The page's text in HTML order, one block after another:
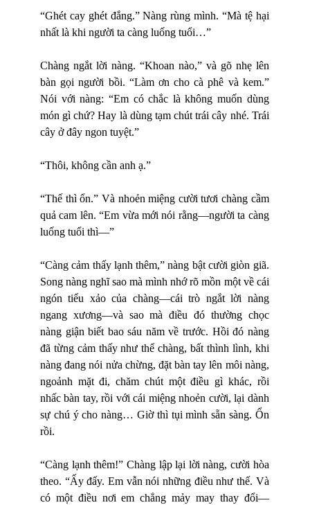
“Ghét cay ghét đắng.” Nàng rùng mình. “Mà tệ hại
nhất là khi người ta càng luống tuổi…”
Chàng ngắt lời nàng. “Khoan nào,” và gõ nhẹ lên
bàn gọi người bồi. “Làm ơn cho cà phê và kem.”
Nói với nàng: “Em có chắc là không muốn dùng
món gì chứ? Hay là dùng tạm chút trái cây nhé. Trái
cây ở đây ngon tuyệt.”
“Thôi, không cần anh ạ.”
“Thế thì ổn.” Và nhoẻn miệng cười tươi chàng cầm
quả cam lên. “Em vừa mới nói rằng—người ta càng
luống tuổi thì—”
“Càng cảm thấy lạnh thêm,” nàng bật cười giòn giã.
Song nàng nghĩ sao mà mình nhớ rõ mồn một về cái
ngón tiểu xảo của chàng—cái trò ngắt lời nàng
ngang xương—và sao mà điều đó thường chọc
nàng giận biết bao sáu năm về trước. Hồi đó nàng
đã từng cảm thấy như thể chàng, bất thình lình, khi
nàng đang nói nửa chừng, đặt bàn tay lên môi nàng,
ngoảnh mặt đi, chăm chút một điều gì khác, rồi
nhấc bàn tay, rồi với cái miệng nhoẻn cười, lại dành
sự chú ý cho nàng… Giờ thì tụi mình sẵn sàng. Ổn
rồi.
“Càng lạnh thêm!” Chàng lập lại lời nàng, cười hòa
theo. “Ấy đấy. Em vẫn nói những điều như thế. Và
có một điều nơi em chẳng mảy may thay đổi—